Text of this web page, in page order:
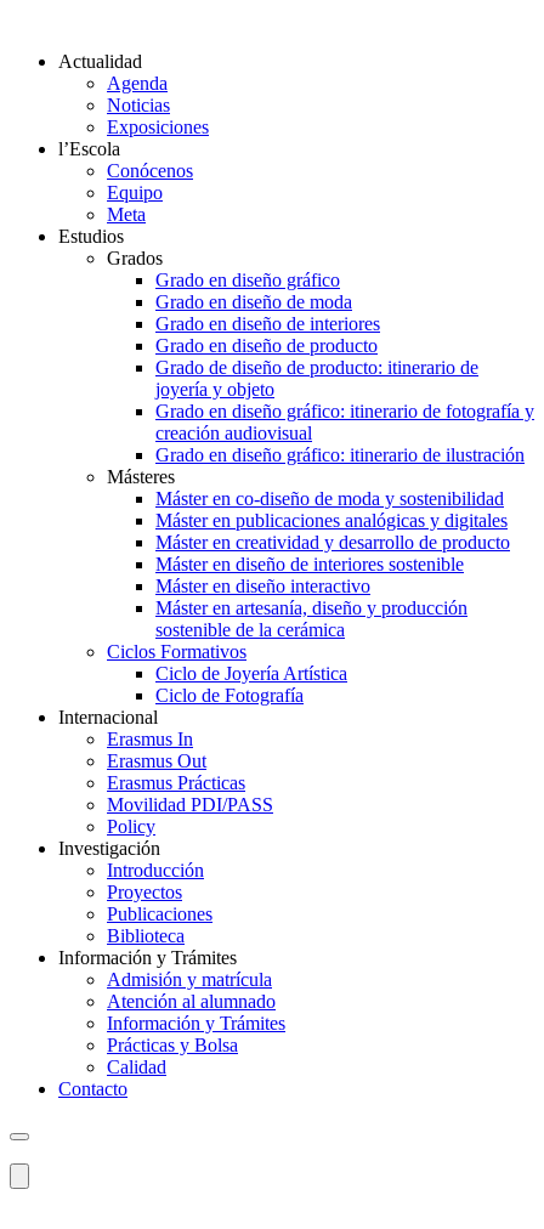
Actualidad
Agenda
Noticias
Exposiciones
l’Escola
Conócenos
Equipo
Meta
Estudios
Grados
Grado en diseño gráfico
Grado en diseño de moda
Grado en diseño de interiores
Grado en diseño de producto
Grado de diseño de producto: itinerario de
joyería y objeto
Grado en diseño gráfico: itinerario de fotografía y
creación audiovisual
Grado en diseño gráfico: itinerario de ilustración
Másteres
Máster en co-diseño de moda y sostenibilidad
Máster en publicaciones analógicas y digitales
Máster en creatividad y desarrollo de producto
Máster en diseño de interiores sostenible
Máster en diseño interactivo
Máster en artesanía, diseño y producción
sostenible de la cerámica
Ciclos Formativos
Ciclo de Joyería Artística
Ciclo de Fotografía
Internacional
Erasmus In
Erasmus Out
Erasmus Prácticas
Movilidad PDI/PASS
Policy
Investigación
Introducción
Proyectos
Publicaciones
Biblioteca
Información y Trámites
Admisión y matrícula
Atención al alumnado
Información y Trámites
Prácticas y Bolsa
Calidad
Contacto